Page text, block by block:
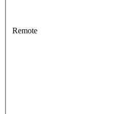
Remote